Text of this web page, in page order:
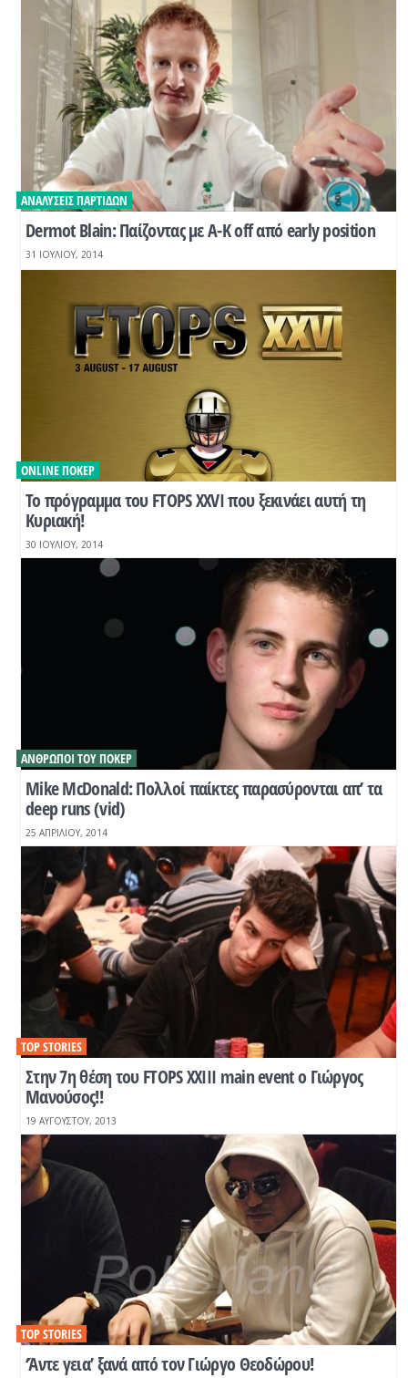
Dermot Blain: Παίζοντας με Α-Κ off από early position
ΑΝΑΛΎΣΕΙΣ ΠΑΡΤΊΔΩΝ
31 ΙΟΥΛΊΟΥ, 2014
Το πρόγραμμα του FTOPS XXVI που ξεκινάει αυτή τη
Κυριακή!
ONLINE ΠΌΚΕΡ
30 ΙΟΥΛΊΟΥ, 2014
Mike McDonald: Πολλοί παίκτες παρασύρονται απ’ τα
deep runs (vid)
ΆΝΘΡΩΠΟΙ ΤΟΥ ΠΌΚΕΡ
25 ΑΠΡΙΛΊΟΥ, 2014
Στην 7η θέση του FTOPS XXIII main event ο Γιώργος
Μανούσος!!
TOP STORIES
19 ΑΥΓΟΎΣΤΟΥ, 2013
‘Άντε γεια’ ξανά από τον Γιώργο Θεοδώρου!
TOP STORIES